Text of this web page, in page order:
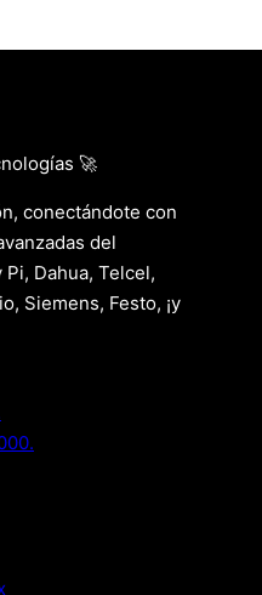
🚀
conectándote con
del
Dahua, Telcel,
Siemens, Festo, ¡y